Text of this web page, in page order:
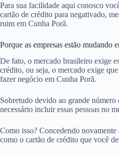
Para sua facilidade aqui conosco
cartão de crédito para negativado,
ruim em Cunha Porã.
Porque as empresas estão mudando
De fato, o mercado brasileiro exige
crédito, ou seja, o mercado exige
fazer negócio em Cunha Porã.
Sobretudo devido ao grande
necessário incluir essas pessoas no
Como isso? Concedendo
como o cartão de crédito que você